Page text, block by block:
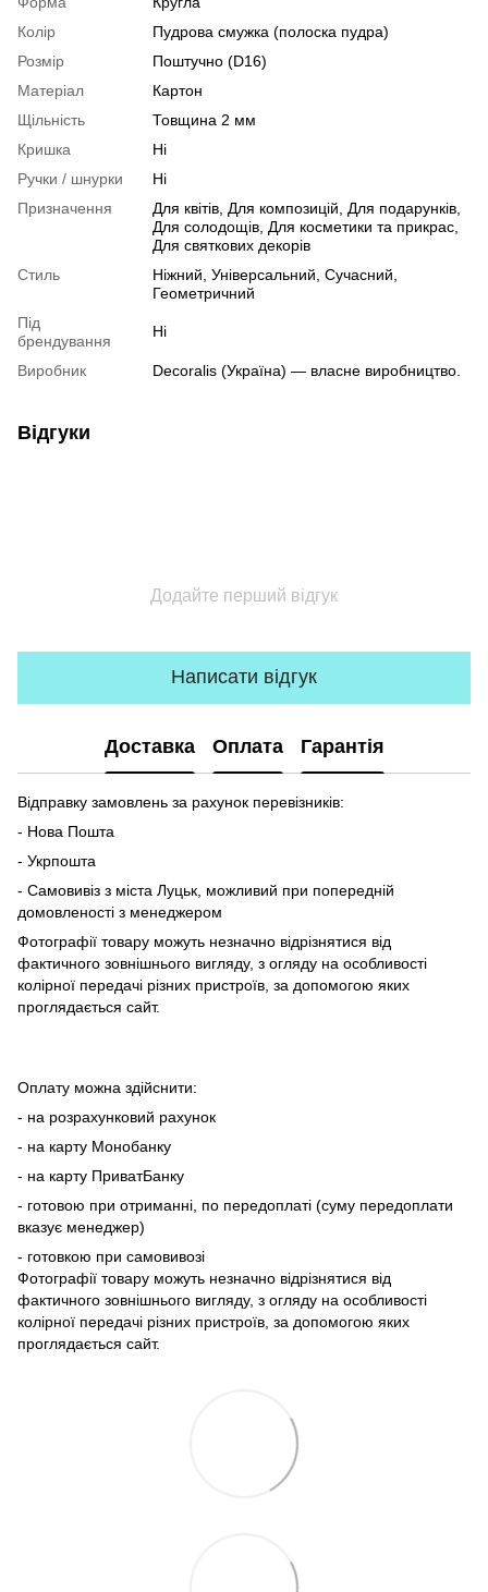
Колір
Пудрова смужка (полоска пудра)
Розмір
Поштучно (D16)
Матеріал
Картон
Щільність
Товщина 2 мм
Кришка
Ні
Ручки / шнурки
Ні
Призначення
Для квітів, Для композицій, Для подарунків,
Для солодощів, Для косметики та прикрас,
Для святкових декорів
Стиль
Ніжний, Універсальний, Сучасний,
Геометричний
Під
брендування
Ні
Виробник Decoralis (Україна) — власне виробництво.
Відгуки
Додайте перший відгук
Написати відгук
Доставка Оплата Гарантія
Відправку замовлень за рахунок перевізників:
- Нова Пошта
- Укрпошта
- Самовивіз з міста Луцьк, можливий при попередній
домовленості з менеджером
Фотографії товару можуть незначно відрізнятися від
фактичного зовнішнього вигляду, з огляду на особливості
колірної передачі різних пристроїв, за допомогою яких
проглядається сайт.
Оплату можна здійснити:
- на розрахунковий рахунок
- на карту Монобанку
- на карту ПриватБанку
- готовою при отриманні, по передоплаті (суму передоплати
вказує менеджер)
- готовкою при самовивозі
Фотографії товару можуть незначно відрізнятися від
фактичного зовнішнього вигляду, з огляду на особливості
колірної передачі різних пристроїв, за допомогою яких
проглядається сайт.